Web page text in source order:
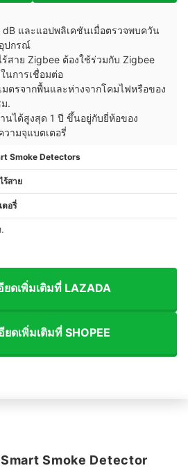
dB และแอปพลิเคชันเมื่อตรวจพบควัน
ปกรณ์
าย Zigbee ต้องใช้ร่วมกับ Zigbee
นการเชื่อมต่อ
มตรจากพื้นและห่างจากโคมไฟหรือของ
.
นได้สูงสุด 1 ปี ขึ้นอยู่กับยี่ห้อของ
ามจุแบตเตอรี่
Smoke Detectors
ร้สาย
ตอรี่
ยดเพิ่มเติมที่ LAZADA
ยดเพิ่มเติมที่ SHOPEE
Smoke Detector